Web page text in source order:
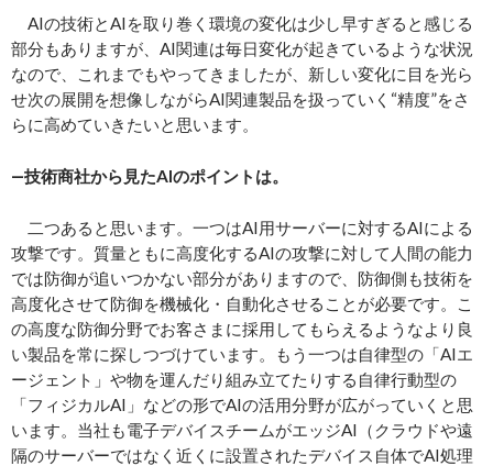
AIの技術とAIを取り巻く環境の変化は少し早すぎると感じる
部分もありますが、AI関連は毎日変化が起きているような状況
なので、これまでもやってきましたが、新しい変化に目を光ら
せ次の展開を想像しながらAI関連製品を扱っていく“精度”をさ
らに高めていきたいと思います。
―技術商社から見たAIのポイントは。
二つあると思います。一つはAI用サーバーに対するAIによる
攻撃です。質量ともに高度化するAIの攻撃に対して人間の能力
では防御が追いつかない部分がありますので、防御側も技術を
高度化させて防御を機械化・自動化させることが必要です。こ
の高度な防御分野でお客さまに採用してもらえるようなより良
い製品を常に探しつづけています。もう一つは自律型の「AIエ
ージェント」や物を運んだり組み立てたりする自律行動型の
「フィジカルAI」などの形でAIの活用分野が広がっていくと思
います。当社も電子デバイスチームがエッジAI（クラウドや遠
隔のサーバーではなく近くに設置されたデバイス自体でAI処理